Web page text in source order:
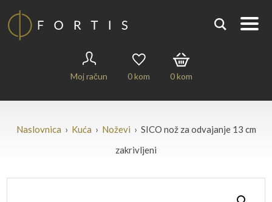
Moj račun 0kom 0kom
Naslovnica › Kuća › Noževi › SICO nož za odvajanje 13 cm
zakrivljeni